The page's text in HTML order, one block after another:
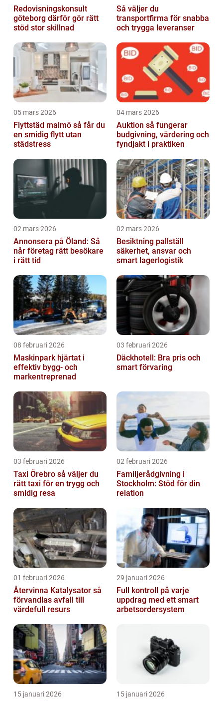
Redovisningskonsult
göteborg därför gör rätt
stöd stor skillnad
Så väljer du
transportfirma för snabba
och trygga leveranser
05 mars 2026
Flyttstäd malmö så får du
en smidig flytt utan
städstress
04 mars 2026
Auktion så fungerar
budgivning, värdering och
fyndjakt i praktiken
02 mars 2026
Annonsera på Öland: Så
når företag rätt besökare
i rätt tid
02 mars 2026
Besiktning pallställ
säkerhet, ansvar och
smart lagerlogistik
08 februari 2026
Maskinpark hjärtat i
effektiv bygg- och
markentreprenad
03 februari 2026
Däckhotell: Bra pris och
smart förvaring
03 februari 2026
Taxi Örebro så väljer du
rätt taxi för en trygg och
smidig resa
02 februari 2026
Familjerådgivning i
Stockholm: Stöd för din
relation
01 februari 2026
Återvinna Katalysator så
förvandlas avfall till
värdefull resurs
29 januari 2026
Full kontroll på varje
uppdrag med ett smart
arbetsordersystem
15 januari 2026 15 januari 2026